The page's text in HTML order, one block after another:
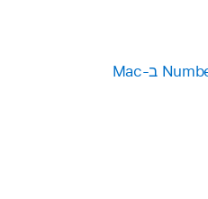
חיתוך
כדי לראות את נקודת